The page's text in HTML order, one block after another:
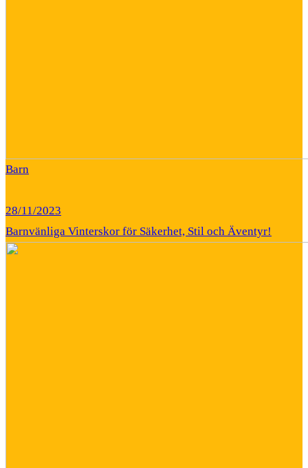
Barn
28/11/2023
Barnvänliga Vinterskor för Säkerhet, Stil och Äventyr!